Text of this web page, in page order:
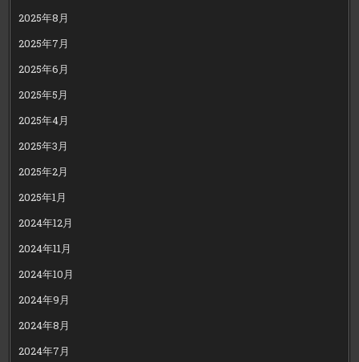
2025年8月
2025年7月
2025年6月
2025年5月
2025年4月
2025年3月
2025年2月
2025年1月
2024年12月
2024年11月
2024年10月
2024年9月
2024年8月
2024年7月